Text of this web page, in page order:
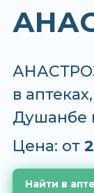
в
Душанбе
Цена: от
Найти в